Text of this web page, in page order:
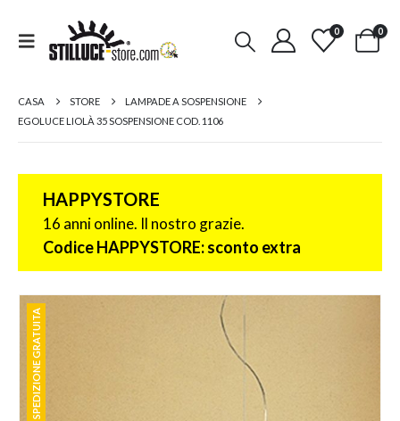
0 0
CASA STORE
LAMPADE A SOSPENSIONE
EGOLUCE LIOLÀ 35 SOSPENSIONE COD. 1106
HAPPYSTORE
16 anni online. Il nostro grazie.
Codice HAPPYSTORE: sconto extra
SPEDIZIONE GRATUITA
SPEDIZIONE GRATUITA